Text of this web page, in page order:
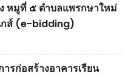
หมูที่ ๕ ตำบลแพรกษาใหม่
กส์ (e-bidding)
รก่อสร้างอาคารเรียน